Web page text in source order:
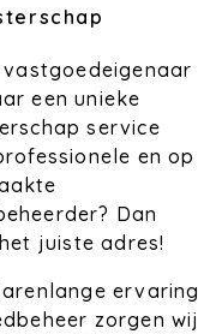
een unieke
service
en op
Dan
juiste adres!
ervaring
zorgen wij